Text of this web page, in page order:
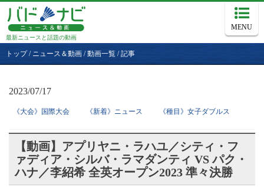
最新ニュースと話題の動画
MENU
トップ/ ニュース＆動画 /動画一覧 /記事
2023/07/17
《大会》国際大会 《新着》ニュース 《種目》女子ダブルス
【動画】アプリヤニ・ラハユ／シティ・フ
ァディア・シルバ・ラマダンティ VS パク・
ハナ／李紹希 全英オープン2023 準々決勝